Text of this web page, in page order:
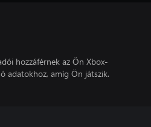
hozzáférnek az Ön Xbox-
adatokhoz, amíg Ön játszik.